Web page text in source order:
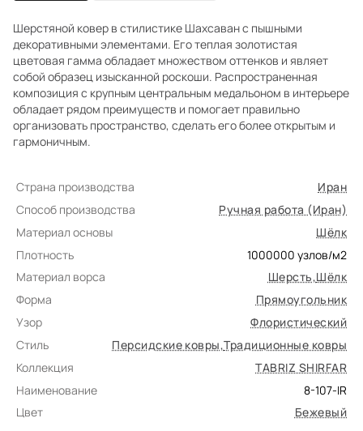
Шерстяной ковер в стилистике Шахсаван с пышными
декоративными элементами. Его теплая золотистая
цветовая гамма обладает множеством оттенков и являет
собой образец изысканной роскоши. Распространенная
композиция с крупным центральным медальоном в интерьере
обладает рядом преимуществ и помогает правильно
организовать пространство, сделать его более открытым и
гармоничным.
Страна производства
Иран
Способ производства
Ручная работа (Иран)
Материал основы
Шёлк
Плотность
1000000 узлов/м2
Материал ворса
Шерсть,Шёлк
Форма
Прямоугольник
Узор
Флористический
Стиль
Персидские ковры,Традиционные ковры
Коллекция
TABRIZ SHIRFAR
Наименование
8-107-IR
Цвет
Бежевый